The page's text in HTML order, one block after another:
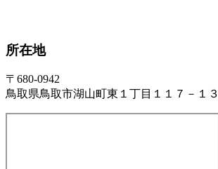
所在地
〒680-0942
鳥取県鳥取市湖山町東１丁目１１７－１３